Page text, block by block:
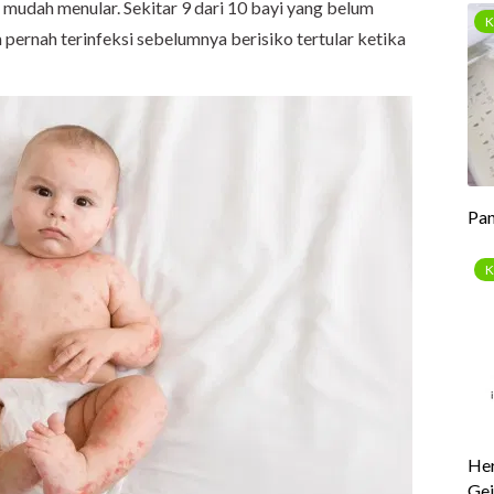
menular. Sekitar 9 dari 10 bayi yang belum
pernah terinfeksi sebelumnya berisiko tertular ketika